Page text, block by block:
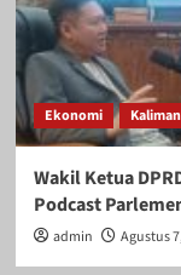
Ekonomi
Wakil Ketua
Podcast
admin Agustus